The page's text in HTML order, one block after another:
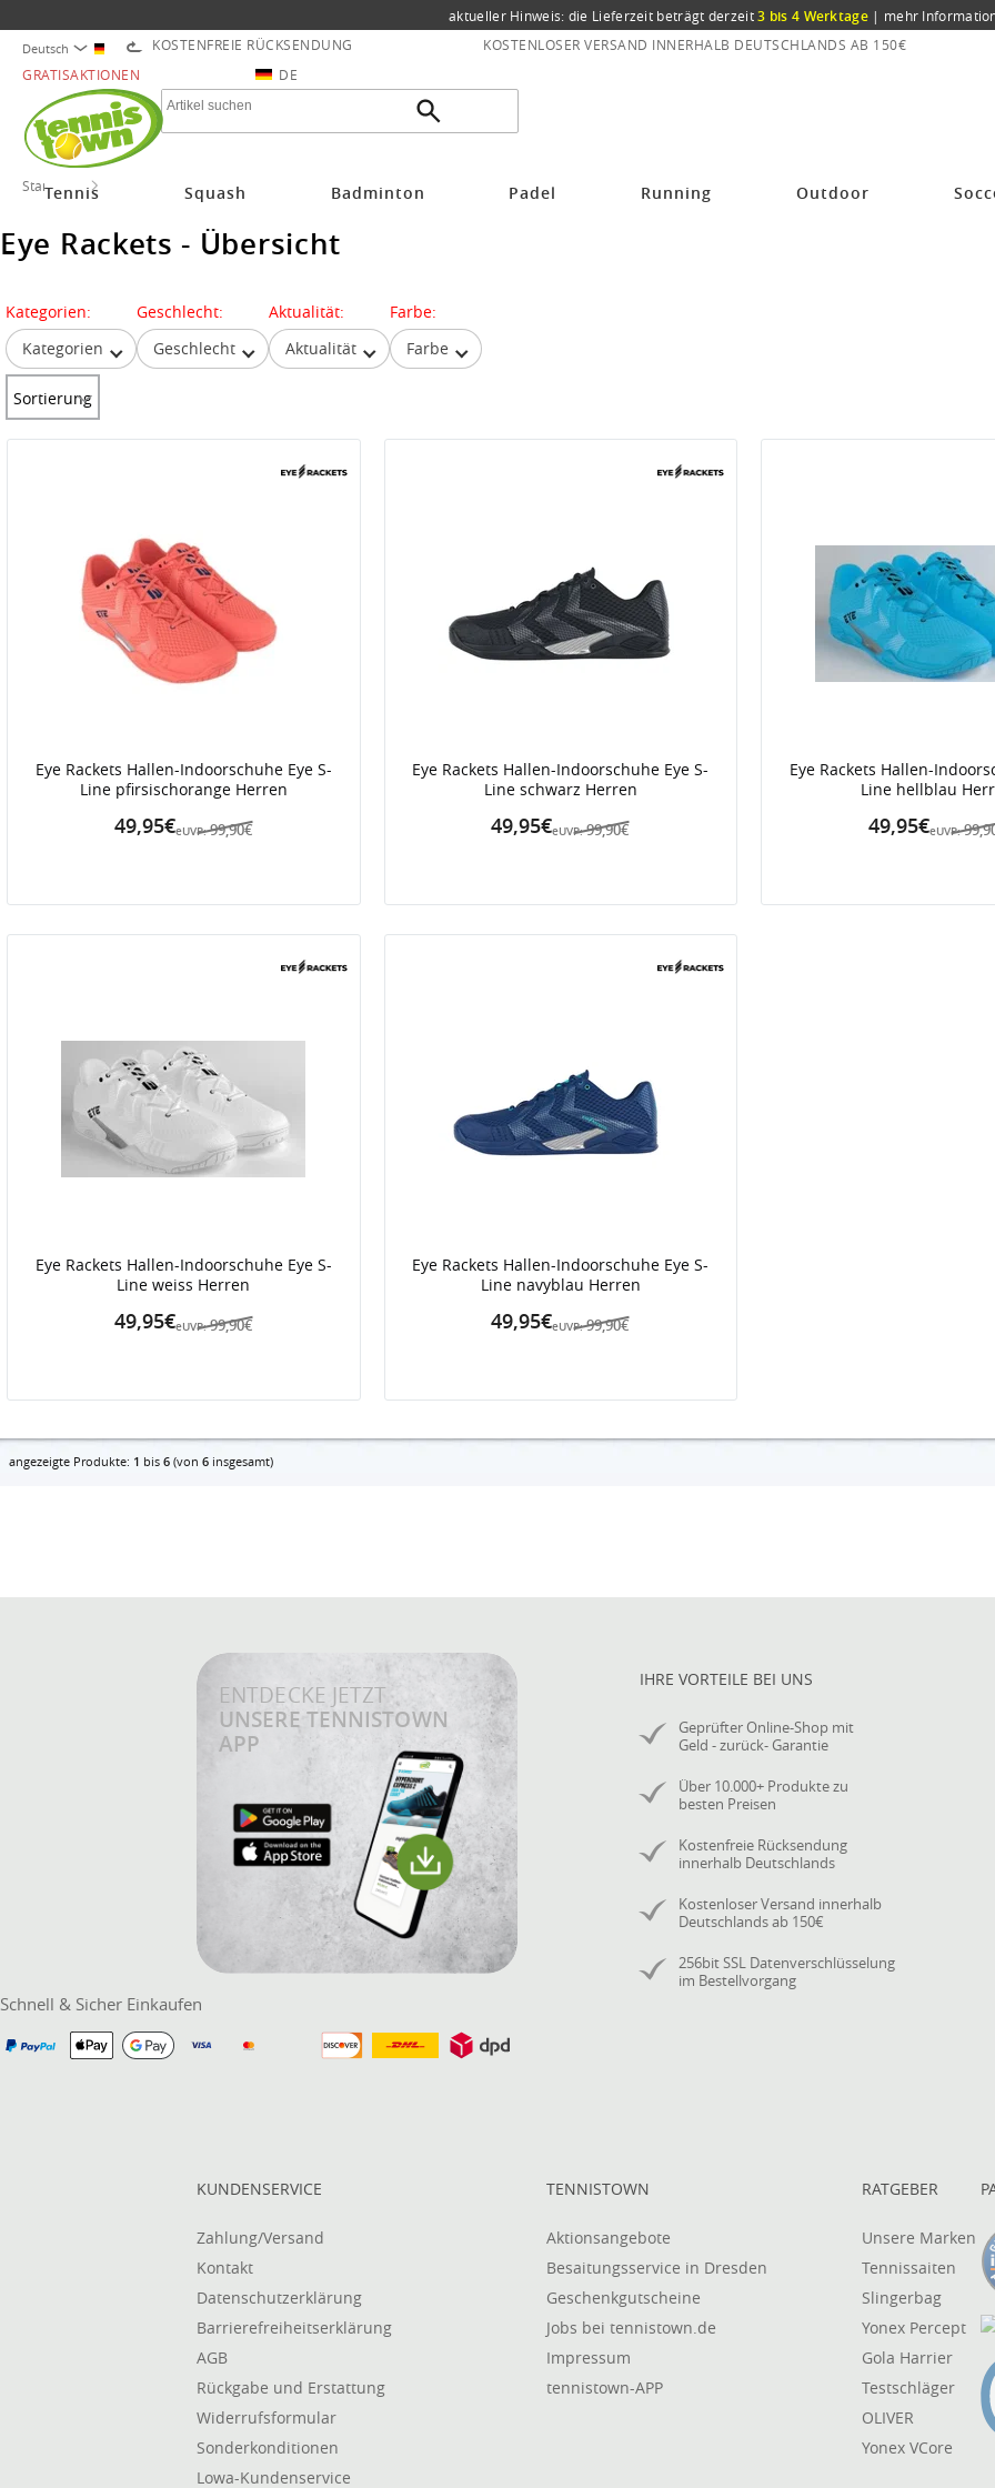
aktueller Hinweis: die Lieferzeit beträgt derzeit3 bis 4 Werktage | mehr
Deutsch KOSTENFREIE RÜCKSENDUNG
KOSTENLOSER VERSAND INNERHALB DEUTSCHLANDS AB 150€
GRATISAKTIONEN
DE
Tennis Squash Badminton Padel Running Outdoor
Startseite
Eye Rackets - Übersicht
Kategorien:
Kategorien
Geschlecht:
Geschlecht
Aktualität:
Aktualität
Farbe:
Farbe
Sortierung
Eye Rackets Hallen-Indoorschuhe Eye S-
Line pfirsischorange Herren
eUVP: 99,90€
49,95€
Eye Rackets Hallen-Indoorschuhe Eye S-
Line schwarz Herren
eUVP: 99,90€
49,95€
Eye Rackets Hallen-
Line hellblau
eUVP:
49,95€
Eye Rackets Hallen-Indoorschuhe Eye S-
Line weiss Herren
eUVP: 99,90€
49,95€
Eye Rackets Hallen-Indoorschuhe Eye S-
Line navyblau Herren
eUVP: 99,90€
49,95€
angezeigte Produkte: 1 bis 6 (von 6 insgesamt)
ENTDECKE JETZT
UNSERE TENNISTOWN
APP
IHRE VORTEILE BEI UNS
Geprüfter Online-Shop mit
Geld - zurück- Garantie
Über 10.000+ Produkte zu
besten Preisen
Kostenfreie Rücksendung
innerhalb Deutschlands
Kostenloser Versand innerhalb
Deutschlands ab 150€
256bit SSL Datenverschlüsselung
im Bestellvorgang
Schnell & Sicher Einkaufen
KUNDENSERVICE
Zahlung/Versand
Kontakt
Datenschutzerklärung
Barrierefreiheitserklärung
AGB
Rückgabe und Erstattung
Widerrufsformular
Sonderkonditionen
Lowa-Kundenservice
TENNISTOWN
Aktionsangebote
Besaitungsservice in Dresden
Geschenkgutscheine
Jobs bei tennistown.de
Impressum
tennistown-APP
RATGEBER
Unsere Marken
Tennissaiten
Slingerbag
Yonex Percept
Gola Harrier
Testschläger
OLIVER
Yonex VCore